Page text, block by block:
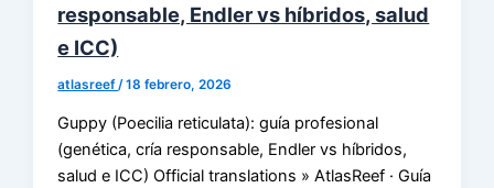
responsable, Endler vs híbridos, salud
e ICC)
atlasreef /18 febrero, 2026
Guppy (Poecilia reticulata): guía profesional
(genética, cría responsable, Endler vs híbridos,
salud e ICC) Official translations » AtlasReef · Guía